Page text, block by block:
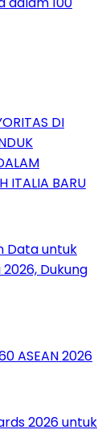
DI
ITALIA BARU
Data untuk
Dukung
ASEAN 2026
2026 untuk